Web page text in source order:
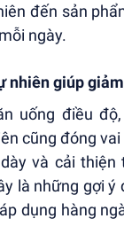
đến sản
ngày.
nhiên giúp
uống điều
cũng đóng
và cải thiện
là những gợi ý
dụng hàng